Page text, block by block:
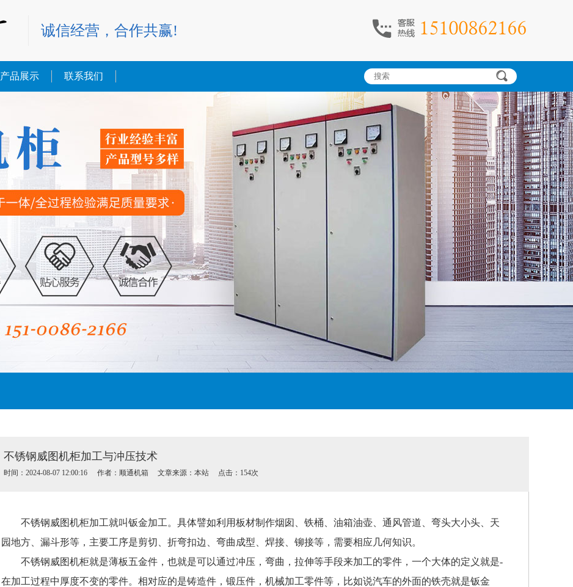
诚信经营，合作共赢!
产品展示 联系我们
不锈钢威图机柜加工与冲压技术
时间：2024-08-07 12:00:16 作者：顺通机箱 文章来源：本站 点击：154次
不锈钢威图机柜加工就叫钣金加工。具体譬如利用板材制作烟囱、铁桶、油箱油壶、通风管道、弯头大小头、天
园地方、漏斗形等，主要工序是剪切、折弯扣边、弯曲成型、焊接、铆接等，需要相应几何知识。
不锈钢威图机柜就是薄板五金件，也就是可以通过冲压，弯曲，拉伸等手段来加工的零件，一个大体的定义就是-
在加工过程中厚度不变的零件。相对应的是铸造件，锻压件，机械加工零件等，比如说汽车的外面的铁壳就是钣金